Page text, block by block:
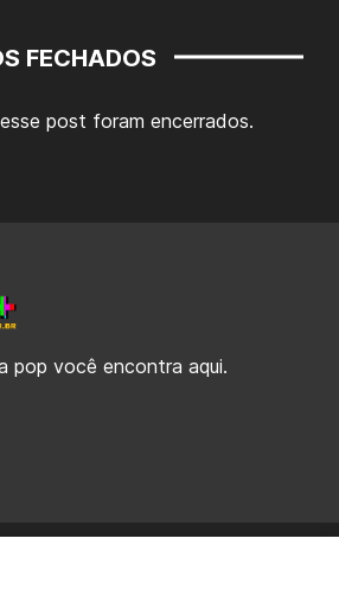
FECHADOS
post foram encerrados.
pop você encontra aqui.